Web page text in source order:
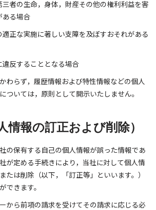
者の生命，身体，財産その他の権利利益を害
ある場合
適正な実施に著しい支障を及ぼすおそれがある
違反することとなる場合
わらず，履歴情報および特性情報などの個人
ついては，原則として開示いたしません。
情報の訂正および削除）
の保有する自己の個人情報が誤った情報であ
が定める手続きにより，当社に対して個人情
たは削除（以下，「訂正等」といいます。）
できます。
から前項の請求を受けてその請求に応じる必